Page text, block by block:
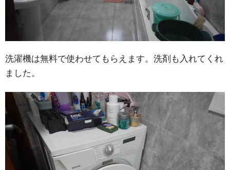
洗濯機は無料で使わせてもらえます。洗剤も入れてくれ
ました。